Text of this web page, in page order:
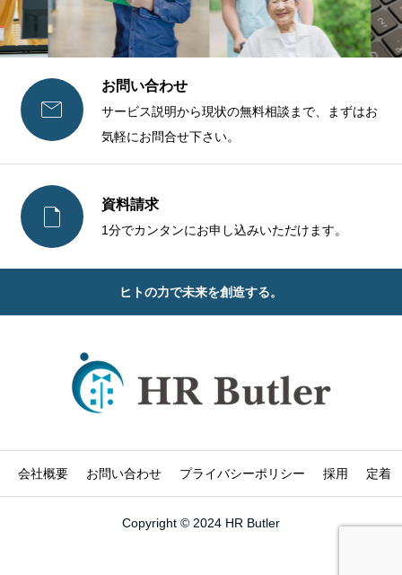

お問い合わせ
サービス説明から現状の無料相談まで、まずはお
気軽にお問合せ下さい。
 資料請求
1分でカンタンにお申し込みいただけます。
ヒトの力で未来を創造する。
会社概要 お問い合わせ プライバシーポリシー 採用 定着
Copyright © 2024 HR Butler